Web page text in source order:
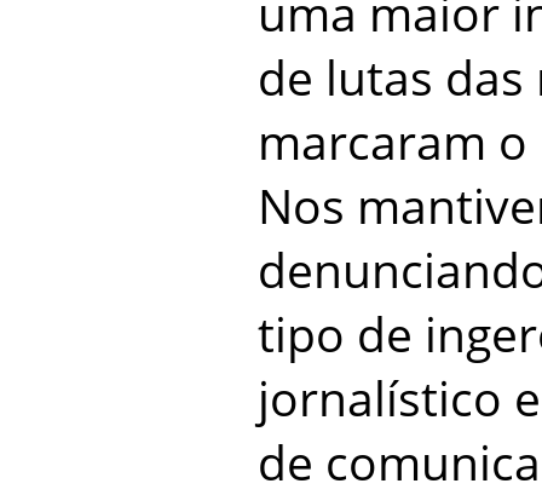
de lutas
marcaram
Nos
tipo de
jornalístico
de